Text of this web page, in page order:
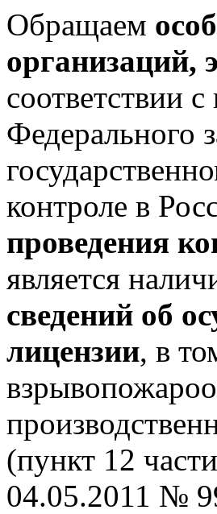
Обращаем
организаций,
соответствии
Федерального
контроле в
проведения
является
сведений об
лицензии, в
(пункт 12
04.05.2011 №